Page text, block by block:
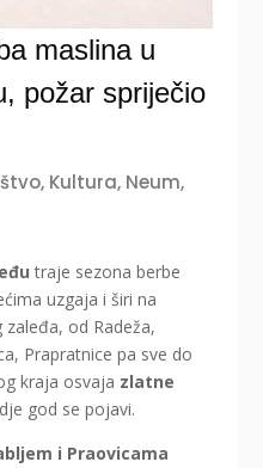
maslina u
požar spriječio
, Kultura, Neum,
traje sezona berbe
uzgaja i širi na
od Radeža,
Prapratnice pa sve do
kraja osvaja zlatne
god se pojavi.
i Praovicama